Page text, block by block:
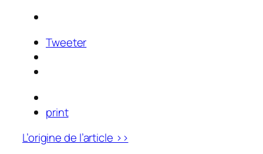
Tweeter
print
L’origine de l’article >>